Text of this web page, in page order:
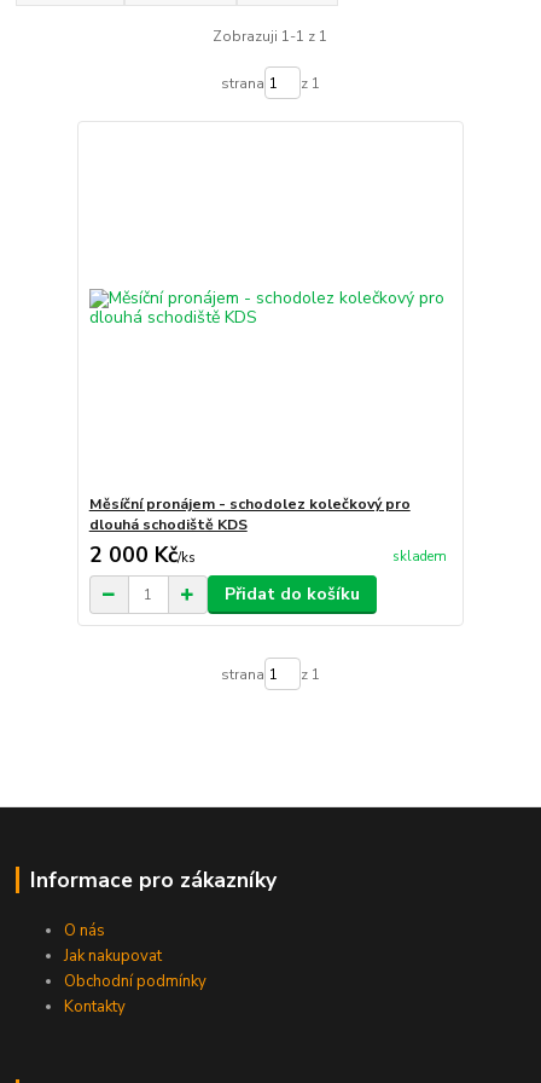
Zobrazuji 1-1 z 1
strana z 1
Měsíční pronájem - schodolez kolečkový pro
dlouhá schodiště KDS
2 000 Kč/ks skladem
Přidat do košíku
strana z 1
Informace pro zákazníky
O nás
Jak nakupovat
Obchodní podmínky
Kontakty